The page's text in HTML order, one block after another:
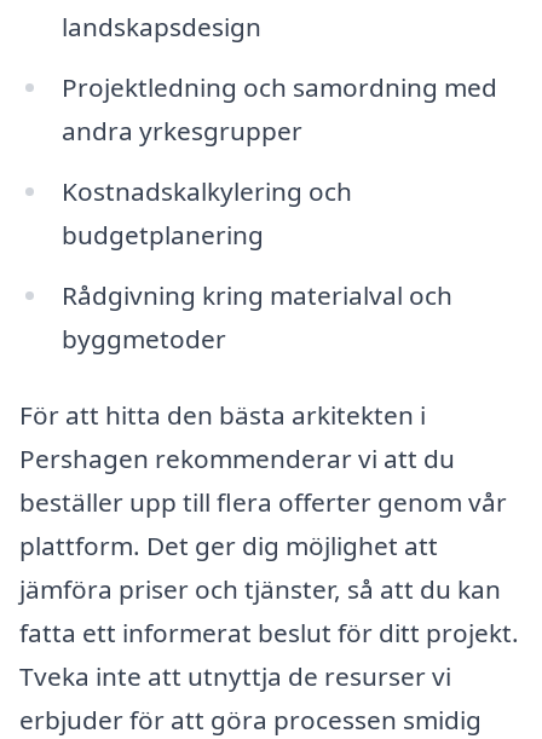
landskapsdesign
Projektledning och samordning med
andra yrkesgrupper
Kostnadskalkylering och
budgetplanering
Rådgivning kring materialval och
byggmetoder
För att hitta den bästa arkitekten i
Pershagen rekommenderar vi att du
beställer upp till flera offerter genom vår
plattform. Det ger dig möjlighet att
jämföra priser och tjänster, så att du kan
fatta ett informerat beslut för ditt projekt.
Tveka inte att utnyttja de resurser vi
erbjuder för att göra processen smidig